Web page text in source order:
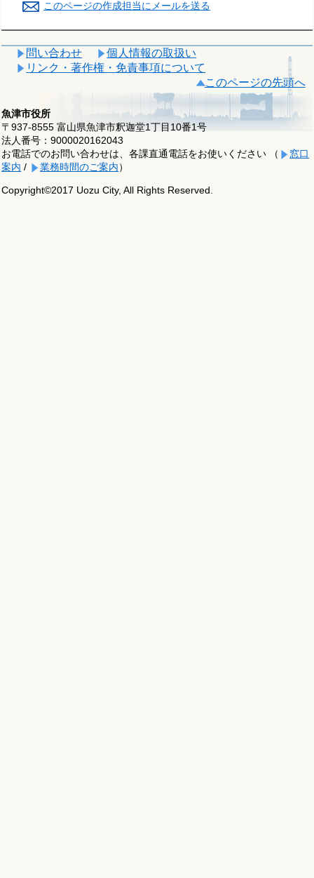
このページの作成担当にメールを送る
問い合わせ
個人情報の取扱い
リンク・著作権・免責事項について
このページの先頭へ
魚津市役所
〒937-8555 富山県魚津市釈迦堂1丁目10番1号
法人番号：9000020162043
お電話でのお問い合わせは、各課直通電話をお使いください （
窓口
案内 / 業務時間のご案内）
Copyright©2017 Uozu City, All Rights Reserved.